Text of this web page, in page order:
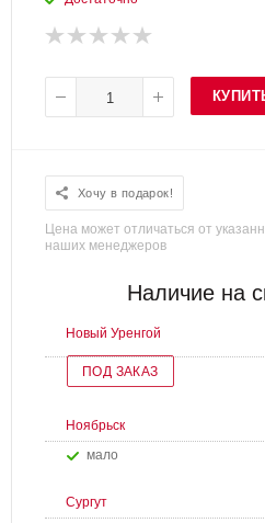
Хочу в подарок!
Цена может отличаться от
наших менеджеров
Наличие на
Новый Уренгой
ПОД ЗАКАЗ
Ноябрьск
Мало
Сургут